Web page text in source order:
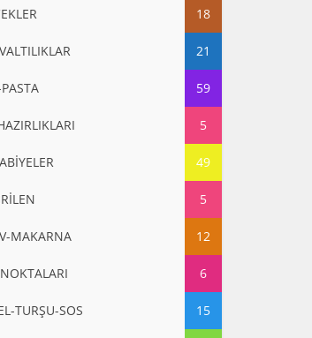
18
21
59
5
49
5
MAKARNA 12
6
TURŞU-SOS 15